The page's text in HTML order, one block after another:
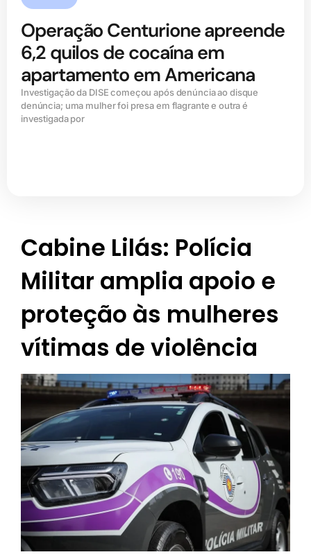
Operação Centurione apreende
6,2 quilos de cocaína em
apartamento em Americana
Investigação da DISE começou após denúncia ao disque
denúncia; uma mulher foi presa em flagrante e outra é
investigada por
Cabine Lilás: Polícia
Militar amplia apoio e
proteção às mulheres
vítimas de violência